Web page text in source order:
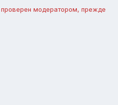
проверен модератором, прежде